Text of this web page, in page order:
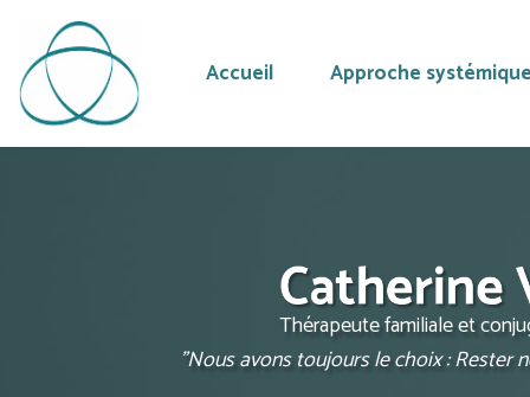
Accueil Approche systémique
Thérapeute familiale et
"Nous avons toujours le choix : Rester